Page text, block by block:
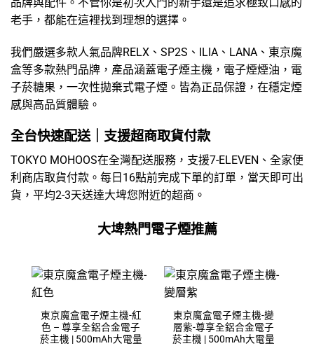
老手，都能在這裡找到理想的選擇。
我們嚴選多款人氣品牌RELX 、 SP2S 、 ILIA 、 LANA 、 東京魔
盒等多款熱門品牌，產品涵蓋電子煙主機 ， 電子煙煙油 ， 電
子菸糖果 ， 一次性拋棄式電子煙 。皆為正品保證，在穩定煙
感與高品質體驗。
全台快速配送｜支援超商取貨付款
TOKYO MOHOOS在全灣配送服務，支援7-ELEVEN、全家便
利商店取貨付款。每日16點前完成下單的訂單，當天即可出
貨，平均2-3天送達大埤您附近的超商。
大埤熱門電子煙推薦
東京魔盒電子煙主機-紅
色 – 尊享全鋁合金電子
菸主機 | 500mAh大電量
東京魔盒電子煙主機-變
層紫-尊享全鋁合金電子
菸主機 | 500mAh大電量